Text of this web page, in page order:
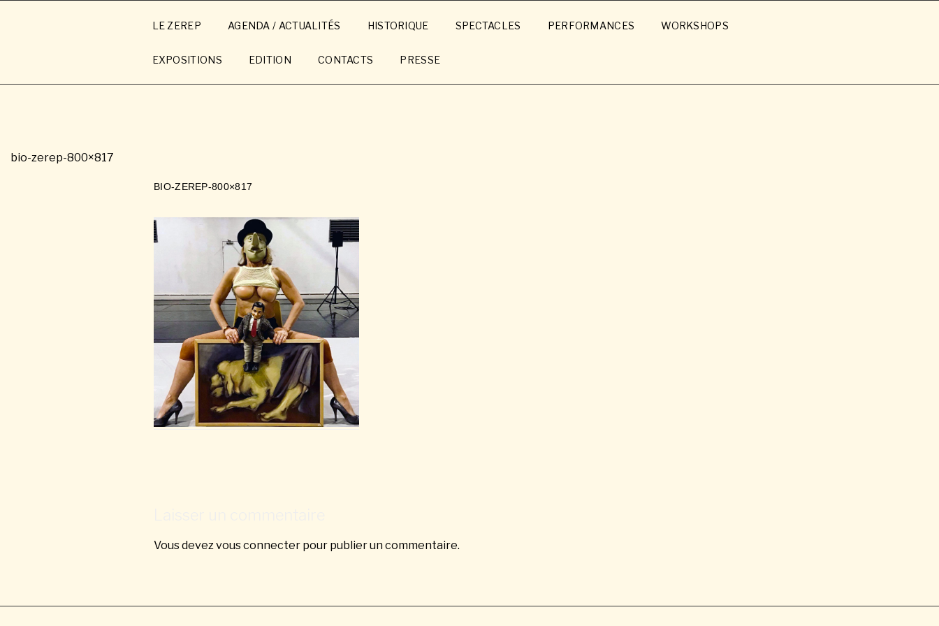
LE ZEREP AGENDA / ACTUALITÉS HISTORIQUE SPECTACLES PERFORMANCES WORKSHOPS
EXPOSITIONS EDITION CONTACTS PRESSE
bio-zerep-800×817
BIO-ZEREP-800×817
Vous devez vous connecter pour publier un commentaire.